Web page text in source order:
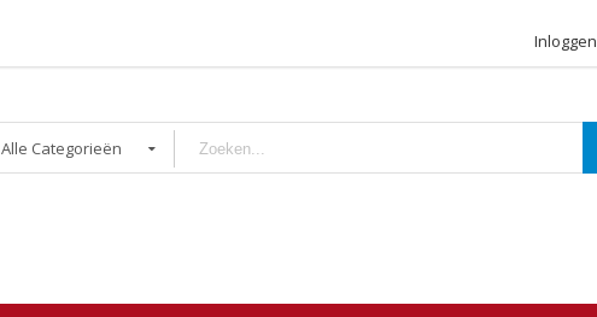
Inloggen
Alle Categorieën